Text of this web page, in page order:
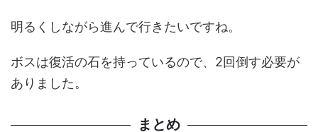
明るくしながら進んで行きたいですね。
ボスは復活の石を持っているので、2回倒す必要が
ありました。
まとめ